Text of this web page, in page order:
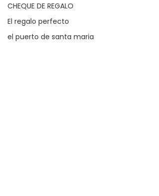
CHEQUE DE REGALO
El regalo perfecto
el puerto de santa maria